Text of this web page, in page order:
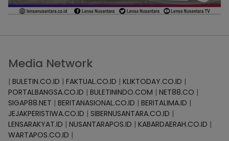
Media Network
| BULETIN.CO.ID | FAKTUAL.CO.ID | KLIKTODAY.CO.ID |
PORTALBANGSA.CO.ID | BULETININDO.COM | NET88.CO |
SIGAP88.NET | BERITANASIONAL.CO.ID | BERITALIMA.ID |
JEJAKPERISTIWA.CO.ID | SIBERNUSANTARA.CO.ID |
LENSARAKYAT.ID | NUSANTARAPOS.ID | KABARDAERAH.CO.ID |
WARTAPOS.CO.ID |